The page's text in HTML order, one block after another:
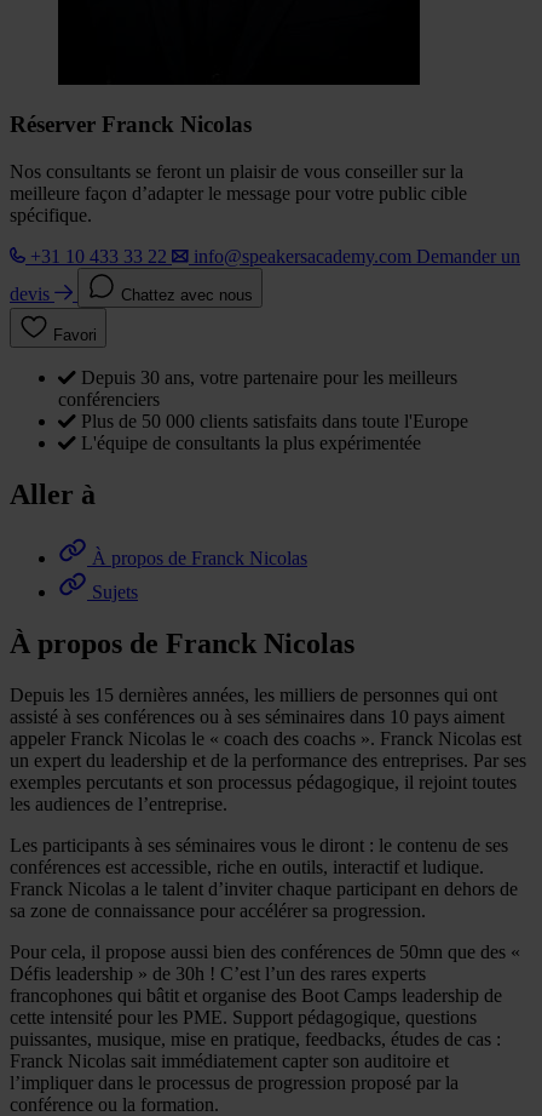
Réserver Franck Nicolas
Nos consultants se feront un plaisir de vous conseiller sur la
meilleure façon d’adapter le message pour votre public cible
spécifique.
+31 10 433 33 22
info@speakersacademy.com Demander un
devis
Chattez avec nous
Favori
Depuis 30 ans, votre partenaire pour les meilleurs
conférenciers
Plus de 50 000 clients satisfaits dans toute l'Europe
L'équipe de consultants la plus expérimentée
Aller à
À propos de Franck Nicolas
Sujets
À propos de Franck Nicolas
Depuis les 15 dernières années, les milliers de personnes qui ont
assisté à ses conférences ou à ses séminaires dans 10 pays aiment
appeler Franck Nicolas le « coach des coachs ». Franck Nicolas est
un expert du leadership et de la performance des entreprises. Par ses
exemples percutants et son processus pédagogique, il rejoint toutes
les audiences de l’entreprise.
Les participants à ses séminaires vous le diront : le contenu de ses
conférences est accessible, riche en outils, interactif et ludique.
Franck Nicolas a le talent d’inviter chaque participant en dehors de
sa zone de connaissance pour accélérer sa progression.
Pour cela, il propose aussi bien des conférences de 50mn que des «
Défis leadership » de 30h ! C’est l’un des rares experts
francophones qui bâtit et organise des Boot Camps leadership de
cette intensité pour les PME. Support pédagogique, questions
puissantes, musique, mise en pratique, feedbacks, études de cas :
Franck Nicolas sait immédiatement capter son auditoire et
l’impliquer dans le processus de progression proposé par la
conférence ou la formation.